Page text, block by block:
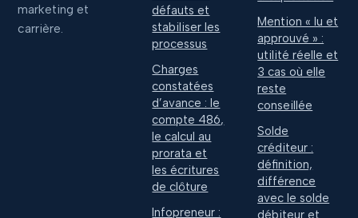
marketing et
carrière.
défauts et
stabiliser les
processus
Charges
constatées
d’avance : le
compte 486,
le calcul au
prorata et
les écritures
de clôture
Infopreneur :
Mention « lu et
approuvé » :
utilité réelle et
3 cas où elle
reste
conseillée
Solde
créditeur :
définition,
différence
avec le solde
débiteur et